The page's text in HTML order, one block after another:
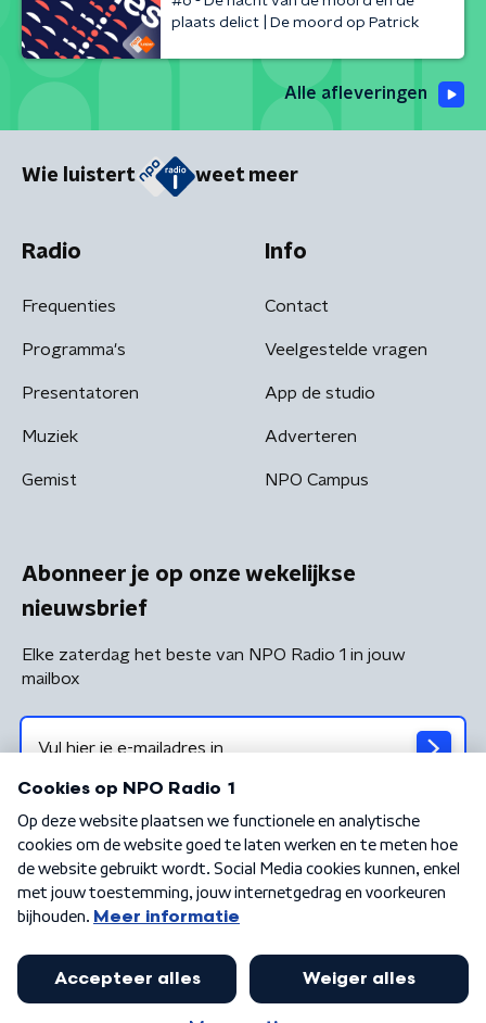
plaats delict | De moord op Patrick
Alle afleveringen
Wie luistert weet meer
Radio
Frequenties
Programma's
Presentatoren
Muziek
Gemist
Info
Contact
Veelgestelde vragen
App de studio
Adverteren
NPO Campus
Abonneer je op onze wekelijkse
nieuwsbrief
Elke zaterdag het beste van NPO Radio 1 in jouw
mailbox
Algemene voorwaarden